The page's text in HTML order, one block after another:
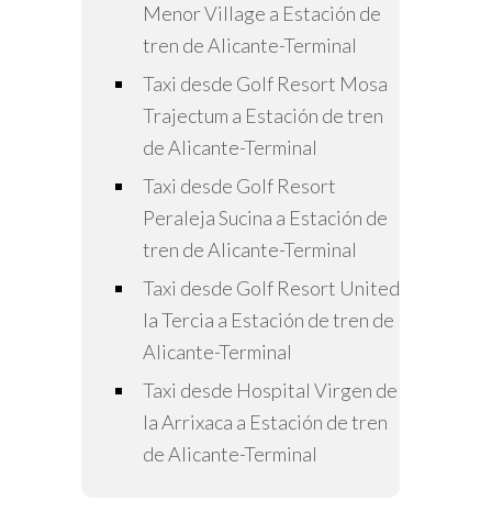
Menor Village a Estación de
tren de Alicante-Terminal
Taxi desde Golf Resort Mosa
Trajectum a Estación de tren
de Alicante-Terminal
Taxi desde Golf Resort
Peraleja Sucina a Estación de
tren de Alicante-Terminal
Taxi desde Golf Resort United
la Tercia a Estación de tren de
Alicante-Terminal
Taxi desde Hospital Virgen de
la Arrixaca a Estación de tren
de Alicante-Terminal